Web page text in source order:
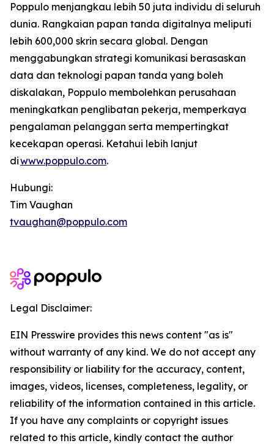
Poppulo menjangkau lebih 50 juta individu di seluruh
dunia. Rangkaian papan tanda digitalnya meliputi
lebih 600,000 skrin secara global. Dengan
menggabungkan strategi komunikasi berasaskan
data dan teknologi papan tanda yang boleh
diskalakan, Poppulo membolehkan perusahaan
meningkatkan penglibatan pekerja, memperkaya
pengalaman pelanggan serta mempertingkat
kecekapan operasi. Ketahui lebih lanjut
diwww.poppulo.com.
Hubungi:
Tim Vaughan
tvaughan@poppulo.com
Legal Disclaimer:
EIN Presswire provides this news content "as is"
without warranty of any kind. We do not accept any
responsibility or liability for the accuracy, content,
images, videos, licenses, completeness, legality, or
reliability of the information contained in this article.
If you have any complaints or copyright issues
related to this article, kindly contact the author